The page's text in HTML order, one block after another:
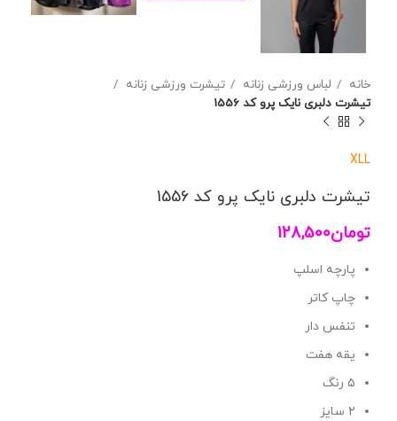
خانه لباس ورزشی زنانه
تیشرت ورزشی زنانه
تیشرت دلبری نایک پرو کد 1556
L
XL
تیشرت دلبری نایک پرو کد 1556
تومان128,500
پارچه اسلپ
چاپ کاتر
تنفس دار
یقه هفت
۵ رنگ
۲ سایز